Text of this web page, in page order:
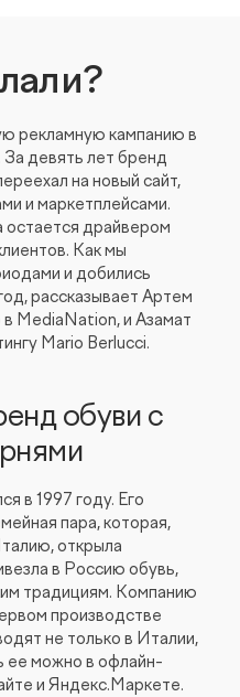
рекламную кампанию в
девять лет бренд
на новый сайт,
и маркетплейсами.
остается драйвером
Как мы
и добились
рассказывает Артем
MediaNation, и Азамат
Mario Berlucci.
обуви с
в 1997 году. Его
пара, которая,
открыла
в Россию обувь,
традициям. Компанию
производстве
не только в Италии,
ее можно в офлайн-
и Яндекс.Маркете.